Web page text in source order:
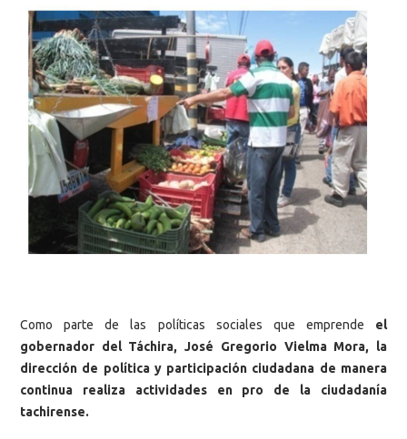
Como parte de las políticas sociales que emprende el
gobernador del Táchira, José Gregorio Vielma Mora, la
dirección de política y participación ciudadana de manera
continua realiza actividades en pro de la ciudadanía
tachirense.